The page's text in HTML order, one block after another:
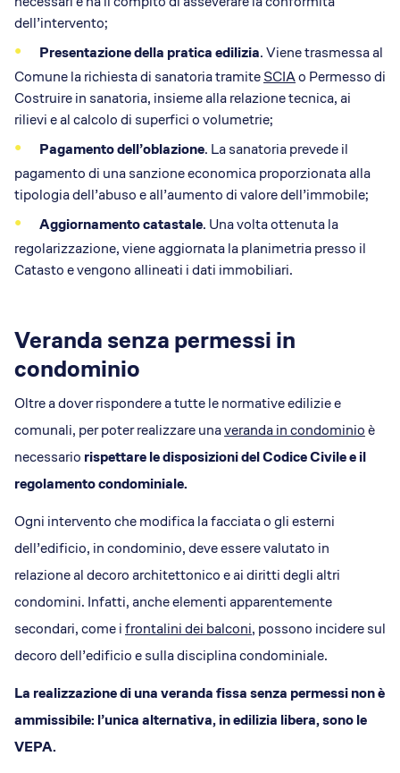
dell’intervento;
Presentazione della pratica edilizia. Viene trasmessa al
Comune la richiesta di sanatoria tramiteSCIAo Permesso di
Costruire in sanatoria, insieme alla relazione tecnica, ai
rilievi e al calcolo di superfici o volumetrie;
Pagamento dell’oblazione. La sanatoria prevede il
pagamento di una sanzione economica proporzionata alla
tipologia dell’abuso e all’aumento di valore dell’immobile;
Aggiornamento catastale. Una volta ottenuta la
regolarizzazione, viene aggiornata la planimetria presso il
Catasto e vengono allineati i dati immobiliari.
Veranda senza permessi in
condominio
Oltre a dover rispondere a tutte le normative edilizie e
comunali, per poter realizzare unaveranda in condominioè
necessario rispettare le disposizioni del Codice Civile e il
regolamento condominiale.
Ogni intervento che modifica la facciata o gli esterni
dell’edificio, in condominio, deve essere valutato in
relazione al decoro architettonico e ai diritti degli altri
condomini. Infatti, anche elementi apparentemente
secondari, come ifrontalini dei balconi, possono incidere sul
decoro dell’edificio e sulla disciplina condominiale.
La realizzazione di una veranda fissa senza permessi non è
ammissibile: l’unica alternativa, in edilizia libera, sono le
VEPA.